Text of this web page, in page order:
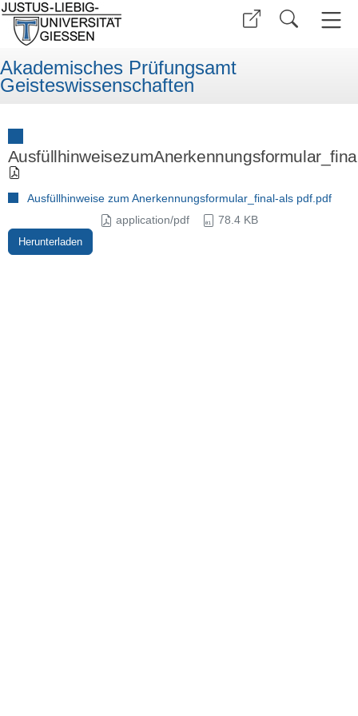
Akademisches Prüfungsamt
Geisteswissenschaften
Ausfüllhinweise zum Anerkennungsformular_final-als pdf.pdf
application/pdf
78.4 KB
Herunterladen